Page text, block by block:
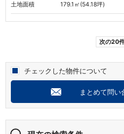
土地面積 179.1㎡(54.18坪)
次の20
チェックした物件について
まとめて問い